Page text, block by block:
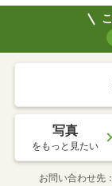
写真
をもっと見たい
お問い合わせ先